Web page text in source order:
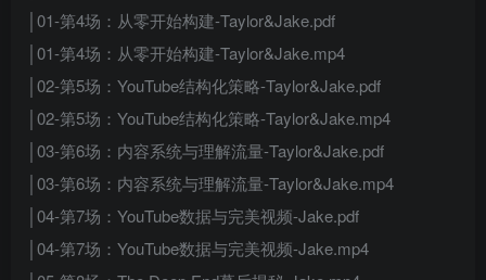
│01-第4场：从零开始构建-Taylor&Jake.pdf
│01-第4场：从零开始构建-Taylor&Jake.mp4
│02-第5场：YouTube结构化策略-Taylor&Jake.pdf
│02-第5场：YouTube结构化策略-Taylor&Jake.mp4
│03-第6场：内容系统与理解流量-Taylor&Jake.pdf
│03-第6场：内容系统与理解流量-Taylor&Jake.mp4
│04-第7场：YouTube数据与完美视频-Jake.pdf
│04-第7场：YouTube数据与完美视频-Jake.mp4